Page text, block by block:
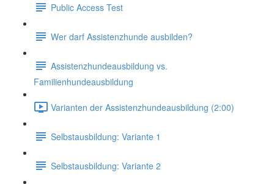
Public Access Test
Wer darf Assistenzhunde ausbilden?
Assistenzhundeausbildung vs.
Familienhundeausbildung
Varianten der Assistenzhundeausbildung (2:00)
Selbstausbildung: Variante 1
Selbstausbildung: Variante 2